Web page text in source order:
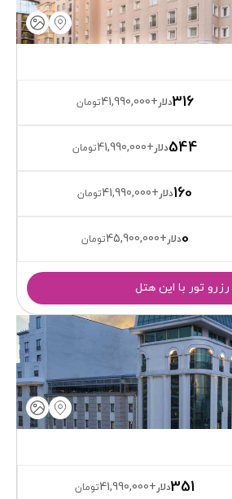
316دلار+
41,990,000تومان
544دلار+
41,990,000تومان
160دلار+
41,990,000تومان
0دلار+
45,900,000تومان
رزرو تور با این هتل
351دلار+
41,990,000تومان